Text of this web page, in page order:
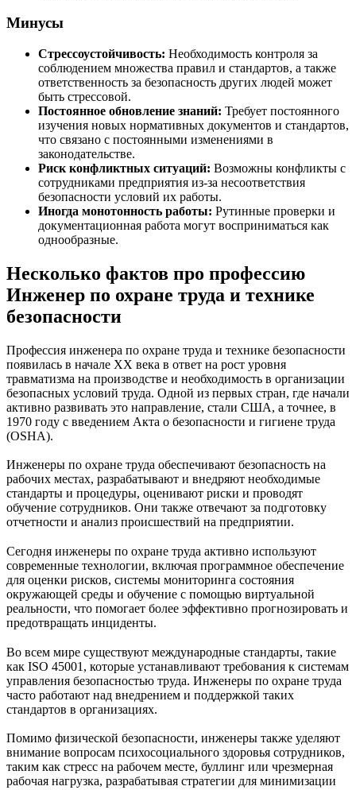
Минусы
Стрессоустойчивость: Необходимость контроля за
соблюдением множества правил и стандартов, а также
ответственность за безопасность других людей может
быть стрессовой.
Постоянное обновление знаний: Требует постоянного
изучения новых нормативных документов и стандартов,
что связано с постоянными изменениями в
законодательстве.
Риск конфликтных ситуаций: Возможны конфликты с
сотрудниками предприятия из-за несоответствия
безопасности условий их работы.
Иногда монотонность работы: Рутинные проверки и
документационная работа могут восприниматься как
однообразные.
Несколько фактов про профессию
Инженер по охране труда и технике
безопасности
Профессия инженера по охране труда и технике безопасности
появилась в начале XX века в ответ на рост уровня
травматизма на производстве и необходимость в организации
безопасных условий труда. Одной из первых стран, где начали
активно развивать это направление, стали США, а точнее, в
1970 году с введением Акта о безопасности и гигиене труда
(OSHA).
Инженеры по охране труда обеспечивают безопасность на
рабочих местах, разрабатывают и внедряют необходимые
стандарты и процедуры, оценивают риски и проводят
обучение сотрудников. Они также отвечают за подготовку
отчетности и анализ происшествий на предприятии.
Сегодня инженеры по охране труда активно используют
современные технологии, включая программное обеспечение
для оценки рисков, системы мониторинга состояния
окружающей среды и обучение с помощью виртуальной
реальности, что помогает более эффективно прогнозировать и
предотвращать инциденты.
Во всем мире существуют международные стандарты, такие
как ISO 45001, которые устанавливают требования к системам
управления безопасностью труда. Инженеры по охране труда
часто работают над внедрением и поддержкой таких
стандартов в организациях.
Помимо физической безопасности, инженеры также уделяют
внимание вопросам психосоциального здоровья сотрудников,
таким как стресс на рабочем месте, буллинг или чрезмерная
рабочая нагрузка, разрабатывая стратегии для минимизации